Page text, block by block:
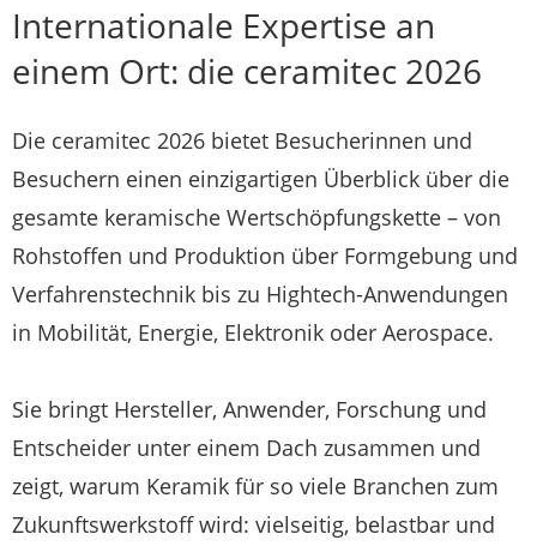
Internationale Expertise an
einem Ort: die ceramitec 2026
Die ceramitec 2026 bietet Besucherinnen und
Besuchern einen einzigartigen Überblick über die
gesamte keramische Wertschöpfungskette – von
Rohstoffen und Produktion über Formgebung und
Verfahrenstechnik bis zu Hightech-Anwendungen
in Mobilität, Energie, Elektronik oder Aerospace.
Sie bringt Hersteller, Anwender, Forschung und
Entscheider unter einem Dach zusammen und
zeigt, warum Keramik für so viele Branchen zum
Zukunftswerkstoff wird: vielseitig, belastbar und